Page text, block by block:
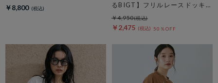
￥8,800
るBIGT】フリルレースドッキン
グＢＩＧＴＥＥ
￥2,475 50％OFF
￥4,950